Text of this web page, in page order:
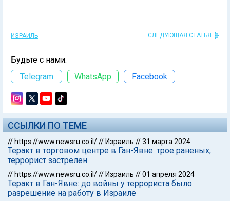
ИЗРАИЛЬ СЛЕДУЮЩАЯ СТАТЬЯ
Будьте с нами:
Telegram
WhatsApp Facebook
ССЫЛКИ ПО ТЕМЕ
// https://www.newsru.co.il/// Израиль //31 марта 2024
Теракт в торговом центре в Ган-Явне: трое раненых,
террорист застрелен
// https://www.newsru.co.il/// Израиль //01 апреля 2024
Теракт в Ган-Явне: до войны у террориста было
разрешение на работу в Израиле